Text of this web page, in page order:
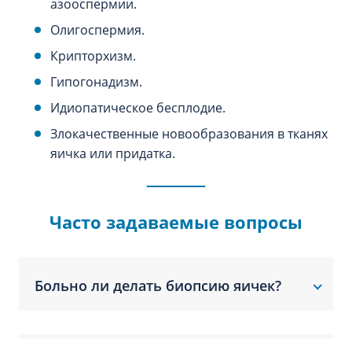
азооспермии.
Олигоспермия.
Крипторхизм.
Гипогонадизм.
Идиопатическое бесплодие.
Злокачественные новообразования в тканях
яичка или придатка.
Часто задаваемые вопросы
Больно ли делать биопсию яичек?